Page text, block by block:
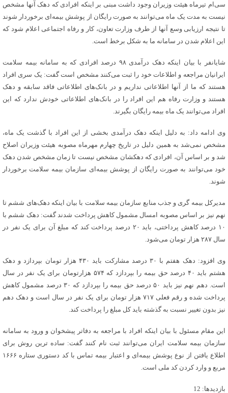
سی‌ام تیرماه هیئت وزیران وجود داشت مبنی بر اینکه افرادی که دهک آنها مشخص
نیست به مدت یک ماه می‌توانند به صورت رایگان از پوشش بیمه‌ای برخوردار شوند
تا نتیجه ارزیابی وسع آنها از طرف وزارت تعاون، کار و رفاه اجتماعی اعلام شود که
این اعلام شدن در سامانه ما به شکل برخط است.
شایانفر با بیان اینکه دهک درآمدی ۹۸ درصد افرادی که به سامانه بیمه سلامت
ایرانیان مراجعه و اطلاعات خود را ثبت می‌کنند مشخص است گفت: یک سری افراد
هستند که ما از آنها اطلاعاتی نداریم و در بانک‌های اطلاعاتی فاقد سابقه و دهک
هستند و وزارت رفاه هم این افراد را در بانک‌های اطلاعاتی خودش ندارد که این
افراد می‌توانند یک ماه بیمه رایگان بگیرند.
وی ادامه داد: به دلیل اینکه دهک درآمدی بخشی از این افراد با گذشت یک ماه،
مشخص نمی‌شد به همین دلیل در تاریخ چهارم مهرماه مصوبه هیئت وزیران اصلاح
شد و بر اساس آن، افرادی که دهکشان مشخص نیست تا زمان مشخص شدن دهک
خود می‌توانند به صورت رایگان از پوشش بیمه‌ای سازمان بیمه سلامت برخوردار
شوند.
مدیرکل بیمه گری و جذب منابع سازمان بیمه سلامت با بیان اینکه دهک‌های ششم تا
نهم نیز بر اساس مصوبه امسال مشمول کاهش پرداخت شدند گفت: دهک ششم با
۱۰ درصد کاهش پرداختی، باید ۲۰ درصد پرداخت کند که مبلغ آن برای یک نفر در
سال ۲۸۷ هزار تومان می‌شود.
وی افزود: دهک هفتم با ۳۰ درصد مشارکت باید ۴۳۰ هزار تومان بپردازد و دهک
هشتم باید ۴۰ درصد حق بیمه را بپردازد که ۵۷۴ هزارتومان برای یک نفر در سال
است. دهم نهم نیز باید ۵۰ درصد حق بیمه را بپردازد که ۳۰ درصد مشمول کاهش
پرداخت شده و رقم فعلی ۷۱۷ هزار تومان برای یک نفر در سال است و دهک دهم
نیز بدون تغییر نسبت به گذشته باید کل مبلغ را پرداخت کند.
این مقام مسئول با بیان اینکه افراد با مراجعه به دفاتر پیشخوان و ورود به سامانه
سازمان بیمه سلامت ایران می‌توانند ثبت نام کنند گفت: ساده ترین روش برای
اطلاع یافتن از نوع پوشش بیمه‌ای و اعتبار بیمه تماس با کد دستوری ستاره ۱۶۶۶
مربع و وارد کردن کد ملی است.
بازدیدها: 12